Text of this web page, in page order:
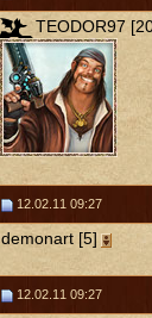
TEODOR97
12.02.11 09:27
demonart [5]
12.02.11 09:27